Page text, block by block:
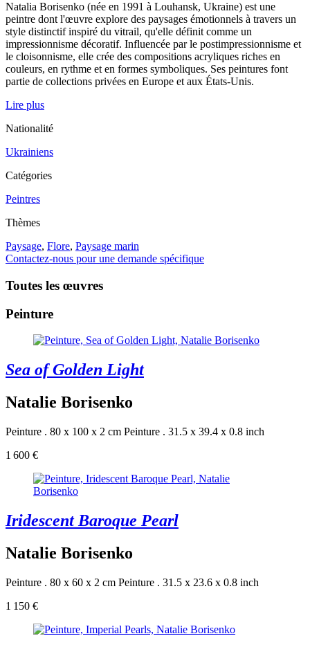
Natalia Borisenko (née en 1991 à Louhansk, Ukraine) est une
peintre dont l'œuvre explore des paysages émotionnels à travers un
style distinctif inspiré du vitrail, qu'elle définit comme un
impressionnisme décoratif. Influencée par le postimpressionnisme et
le cloisonnisme, elle crée des compositions acryliques riches en
couleurs, en rythme et en formes symboliques. Ses peintures font
partie de collections privées en Europe et aux États-Unis.
Lire plus
Nationalité
Ukrainiens
Catégories
Peintres
Thèmes
Paysage, Flore, Paysage marin
Contactez-nous pour une demande spécifique
Toutes les œuvres
Peinture
Sea of Golden Light
Natalie Borisenko
Peinture . 80 x 100 x 2 cm Peinture . 31.5 x 39.4 x 0.8 inch
1 600 €
Iridescent Baroque Pearl
Natalie Borisenko
Peinture . 80 x 60 x 2 cm Peinture . 31.5 x 23.6 x 0.8 inch
1 150 €